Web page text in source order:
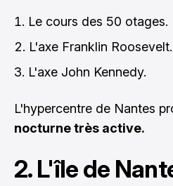
Le cours des 50 otages.
L'axe Franklin Roosevelt.
L'axe John Kennedy.
L'hypercentre de Nantes
nocturne très active.
2. L'île de